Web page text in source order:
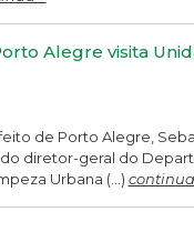
Alegre visita
de Porto Alegre,
diretor-geral do
Urbana (...)